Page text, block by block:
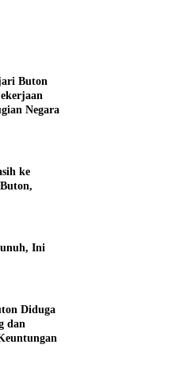
Buton
Negara
ke
Ini
Diduga
dan